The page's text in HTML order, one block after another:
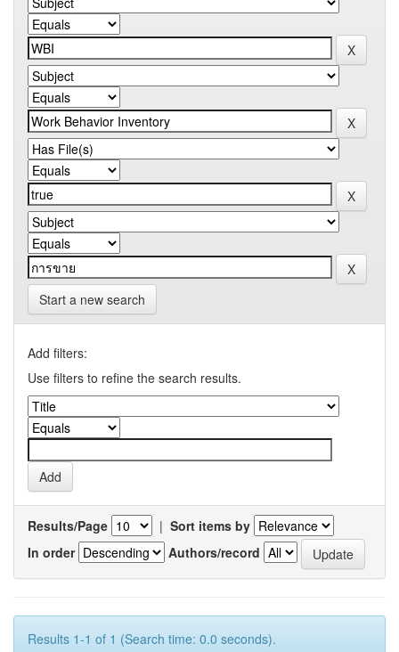
Start a new search
Add filters:
Use filters to refine the search results.
Results/Page | Sort items by
In order
Authors/record
Results 1-1 of 1 (Search time: 0.0 seconds).